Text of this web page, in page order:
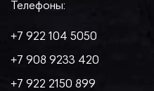
Телефоны:
+7 922 104 5050
+7 908 9233 420
+7 922 2150 899